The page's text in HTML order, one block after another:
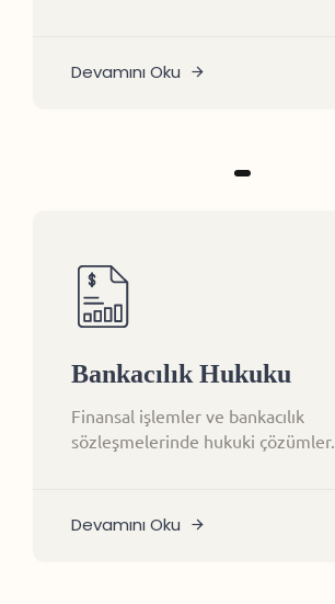
Devamını Oku
Bankacılık Hukuku
Finansal işlemler ve bankacılık
sözleşmelerinde hukuki çözümler.
Devamını Oku